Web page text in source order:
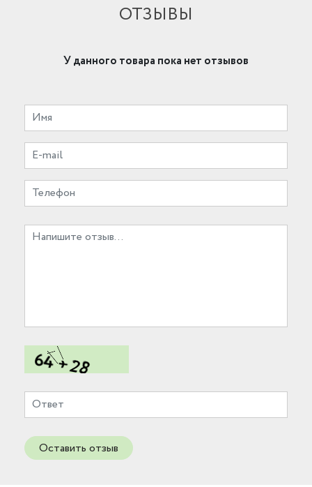
ОТЗЫВЫ
У данного товара пока нет отзывов
Оставить отзыв